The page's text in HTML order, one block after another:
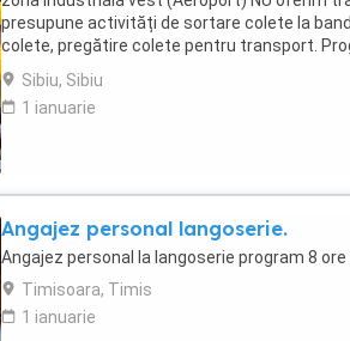
presupune activități de sortare colete la
colete, pregătire colete pentru transport.
vineri, de la 22.30 ...
Sibiu, Sibiu
1 ianuarie
Angajez personal langoserie.
Angajez personal la langoserie program 8 ore .
Timisoara, Timis
1 ianuarie